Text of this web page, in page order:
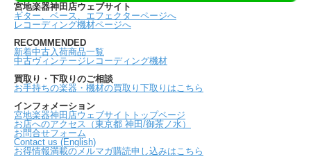
宮地楽器神田店ウェブサイト
ギター、ベース、エフェクターページへ
レコーディング機材ページへ
RECOMMENDED
新着中古入荷商品一覧
中古ヴィンテージレコーディング機材
買取り・下取りのご相談
お手持ちの楽器・機材の買取り下取りはこちら
インフォメーション
宮地楽器神田店ウェブサイトトップページ
お店へのアクセス（東京都 神田/御茶ノ水）
お問合せフォーム
Contact us (English)
お得情報満載のメルマガ購読申し込みはこちら